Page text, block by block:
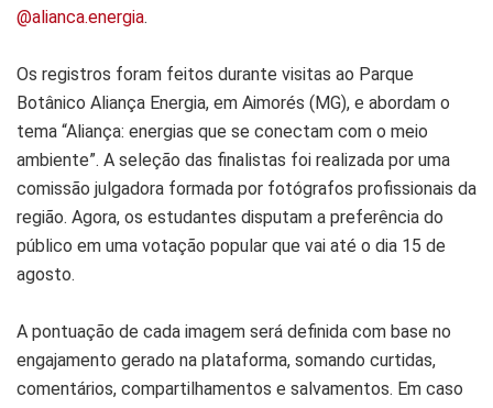
@alianca.energia.
Os registros foram feitos durante visitas ao Parque
Botânico Aliança Energia, em Aimorés (MG), e abordam o
tema “Aliança: energias que se conectam com o meio
ambiente”. A seleção das finalistas foi realizada por uma
comissão julgadora formada por fotógrafos profissionais da
região. Agora, os estudantes disputam a preferência do
público em uma votação popular que vai até o dia 15 de
agosto.
A pontuação de cada imagem será definida com base no
engajamento gerado na plataforma, somando curtidas,
comentários, compartilhamentos e salvamentos. Em caso